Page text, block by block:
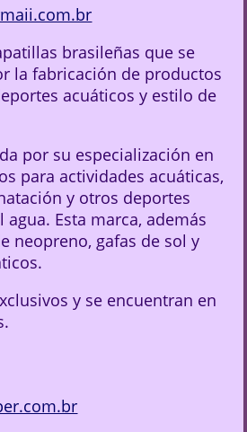
brasileñas que se
la fabricación de productos
acuáticos y estilo de
por su especialización en
para actividades acuáticas,
y otros deportes
Esta marca, además
neopreno, gafas de sol y
y se encuentran en